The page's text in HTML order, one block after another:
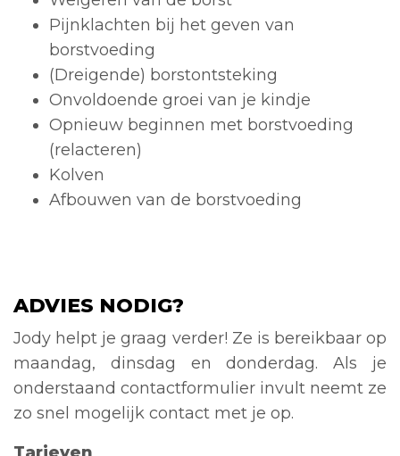
Pijnklachten bij het geven van
borstvoeding
(Dreigende) borstontsteking
Onvoldoende groei van je kindje
Opnieuw beginnen met borstvoeding
(relacteren)
Kolven
Afbouwen van de borstvoeding
ADVIES NODIG?
Jody helpt je graag verder! Ze is bereikbaar op
maandag, dinsdag en donderdag. Als je
onderstaand contactformulier invult neemt ze
zo snel mogelijk contact met je op.